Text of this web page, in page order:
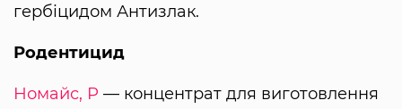
гербіцидом Антизлак.
Родентицид
Номайс, Р — концентрат для виготовлення